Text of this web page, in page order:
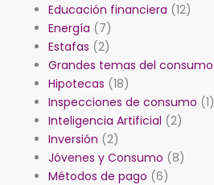
Educación financiera (12)
Energía (7)
Estafas (2)
Grandes temas del consumo
Hipotecas (18)
Inspecciones de consumo (1)
Inteligencia Artificial (2)
Inversión (2)
Jóvenes y Consumo (8)
Métodos de pago (6)